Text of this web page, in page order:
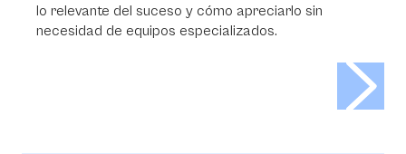
lo relevante del suceso y cómo apreciarlo sin
necesidad de equipos especializados.